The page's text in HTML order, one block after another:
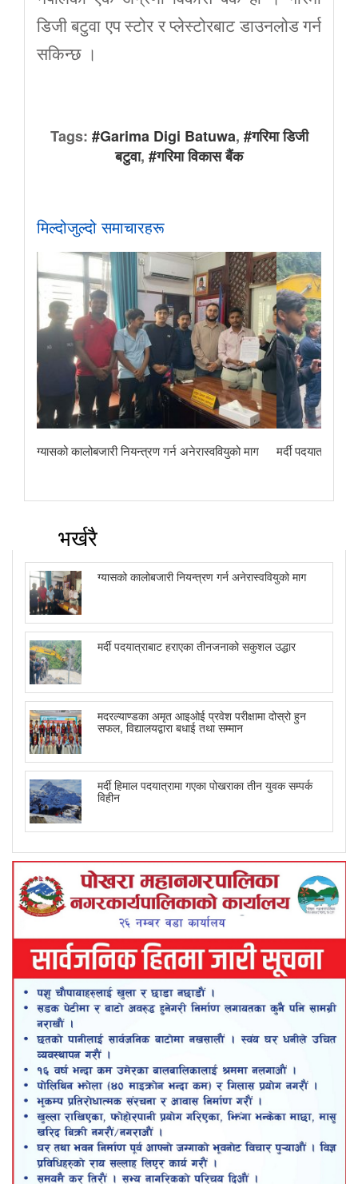
डिजी बटुवा एप स्टोर र प्लेस्टोरबाट डाउनलोड गर्न
सकिन्छ ।
Tags: #Garima Digi Batuwa, #गरिमा डिजी
बटुवा, #गरिमा विकास बैंक
मिल्दोजुल्दो समाचारहरू
ग्यासको कालोबजारी नियन्त्रण गर्न अनेरास्ववियुको माग मर्दी
भर्खरै
ग्यासको कालोबजारी नियन्त्रण गर्न अनेरास्ववियुको माग
मर्दी पदयात्राबाट हराएका तीनजनाको सकुशल उद्धार
मदरल्याण्डका अमृत आइओई प्रवेश परीक्षामा दोस्रो हुन
सफल, विद्यालयद्वारा बधाई तथा सम्मान
मर्दी हिमाल पदयात्रामा गएका पोखराका तीन युवक सम्पर्क
विहीन